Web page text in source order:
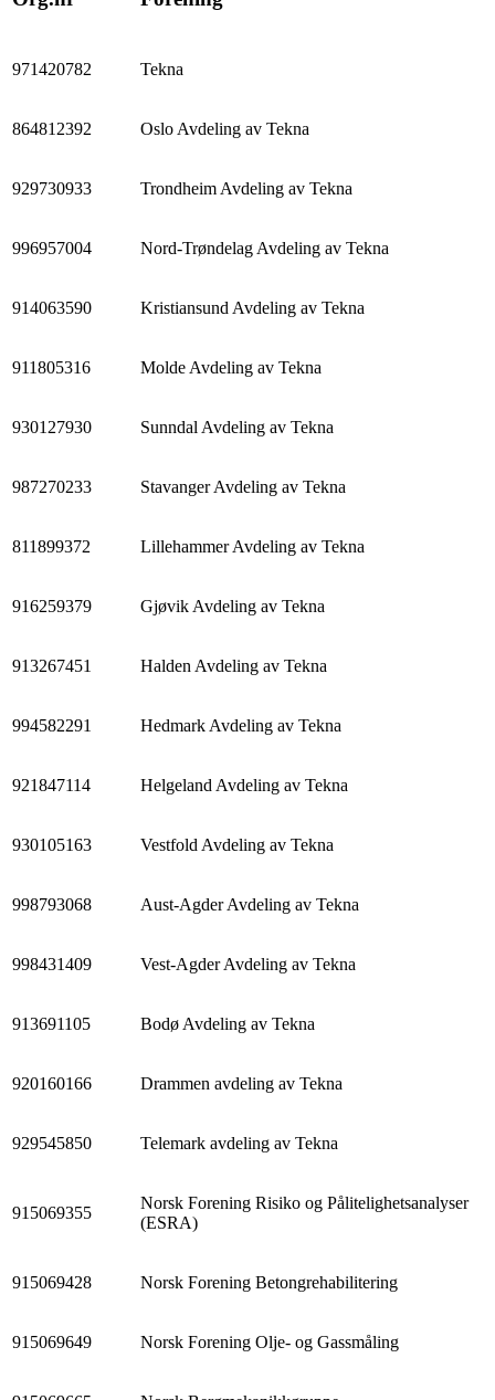
971420782 Tekna
864812392 Oslo Avdeling av Tekna
929730933 Trondheim Avdeling av Tekna
996957004 Nord-Trøndelag Avdeling av Tekna
914063590 Kristiansund Avdeling av Tekna
911805316 Molde Avdeling av Tekna
930127930 Sunndal Avdeling av Tekna
987270233 Stavanger Avdeling av Tekna
811899372 Lillehammer Avdeling av Tekna
916259379 Gjøvik Avdeling av Tekna
913267451 Halden Avdeling av Tekna
994582291 Hedmark Avdeling av Tekna
921847114 Helgeland Avdeling av Tekna
930105163 Vestfold Avdeling av Tekna
998793068 Aust-Agder Avdeling av Tekna
998431409 Vest-Agder Avdeling av Tekna
913691105 Bodø Avdeling av Tekna
920160166 Drammen avdeling av Tekna
929545850 Telemark avdeling av Tekna
915069355
Norsk Forening Risiko og Pålitelighetsanalyser
(ESRA)
915069428 Norsk Forening Betongrehabilitering
915069649 Norsk Forening Olje- og Gassmåling